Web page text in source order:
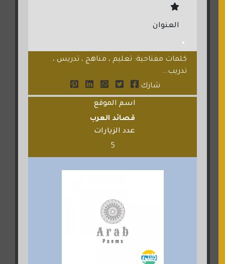
العنوان
كلمات مفتاحية: تعليم ، مناهج ، تدريس ،
تدريب...
شارك
اسم الموقع
قصائد العرب
عدد الزيارات
5